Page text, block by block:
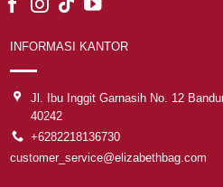
INFORMASI KANTOR
Jl. Ibu Inggit Garnasih No. 12
40242
+6282218136730
customer_service@elizabethbag.com